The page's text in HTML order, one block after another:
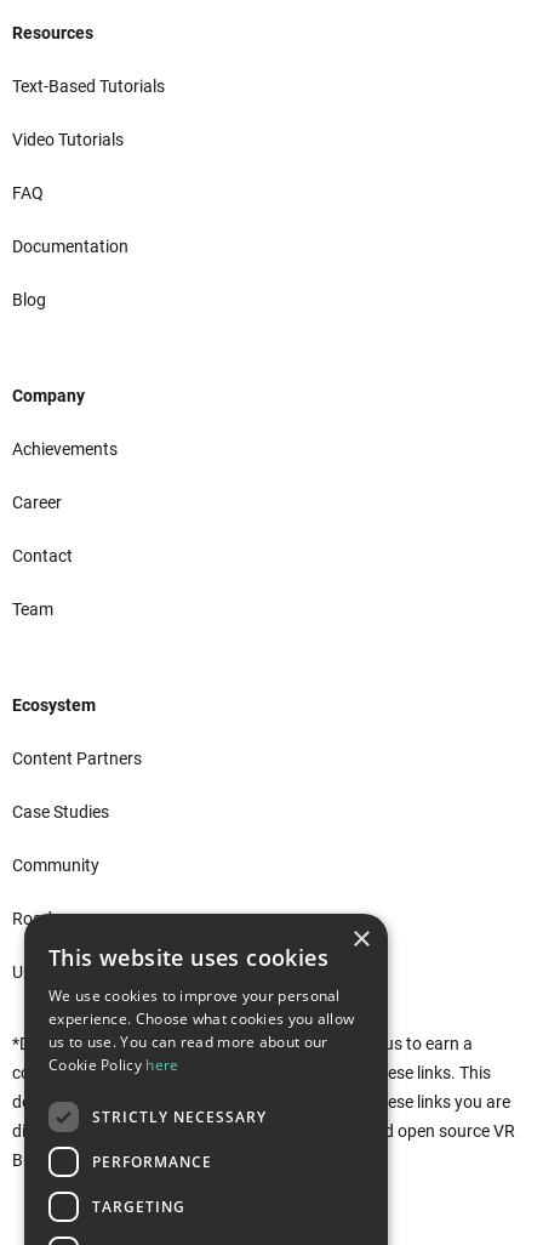
Resources
Text-Based Tutorials
Video Tutorials
FAQ
Documentation
Blog
Company
Achievements
Career
Contact
Team
Ecosystem
Content Partners
Case Studies
Community
Roadmap
Unity Asset Store*
*Disclaimer: This site uses affiliate links that allow us to earn a
commission when purchases are made through these links. This
does not affect you in any way. Rather, by using these links you are
directly supporting the development of the free and open source VR
Builder. Thank you!
×
This website uses cookies
We use cookies to improve your personal
experience. Choose what cookies you allow
us to use. You can read more about our
Cookie Policy here
STRICTLY NECESSARY
PERFORMANCE
TARGETING